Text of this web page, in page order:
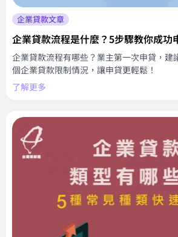
企業貸款文章
企業貸款流程是什麼？5步驟教你成功
企業貸款流程有哪些？業主第一次申貸，建
個企業貸款限制情況，讓申貸更輕鬆！
了解更多